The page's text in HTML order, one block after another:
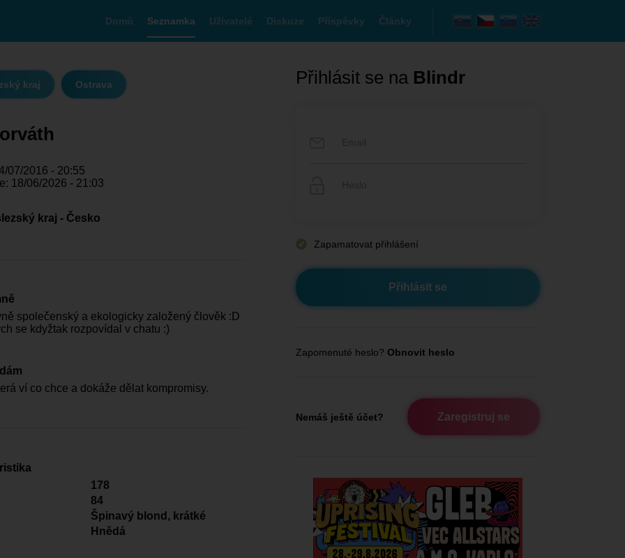
Domů Seznamka Uživatelé Diskuze Příspěvky Články
kraj Ostrava
07/2016 - 20:55
18/06/2026 - 21:03
kraj - Česko
společenský a ekologicky založený člověk :D
se kdyžtak rozpovídal v chatu :)
ví co chce a dokáže dělat kompromisy.
178
84
Špinavý blond, krátké
Hnědá
Přihlásit se na Blindr
Zapamatovat přihlášení
Zapomenuté heslo? Obnovit heslo
Nemáš ještě účet? Zaregistruj se